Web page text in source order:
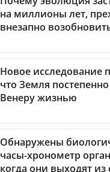
на миллионы лет,
внезапно
Новое исследование
что Земля постепенно
Венеру жизнью
Обнаружены
часы-хронометр
когда они выходят из